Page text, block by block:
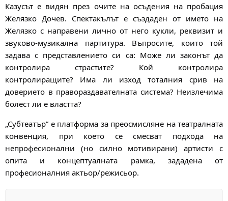
Казусът е видян през очите на осъдения на пробация
Желязко Дочев. Спектакълът е създаден от името на
Желязко с направени лично от него кукли, реквизит и
звуково-музикална партитура. Въпросите, които той
задава с представлението си са: Може ли законът да
контролира страстите? Кой контролира
контролиращите? Има ли изход тоталния срив на
доверието в правораздавателната система? Неизлечима
болест ли е властта?
„Субтеатър” е платформа за преосмисляне на театралната
конвенция, при което се смесват подхода на
непрофесионални (но силно мотивирани) артисти с
опита и концептуалната рамка, зададена от
професионалния актьор/режисьор.